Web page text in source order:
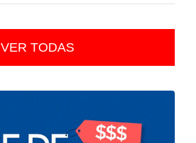
VER TODAS